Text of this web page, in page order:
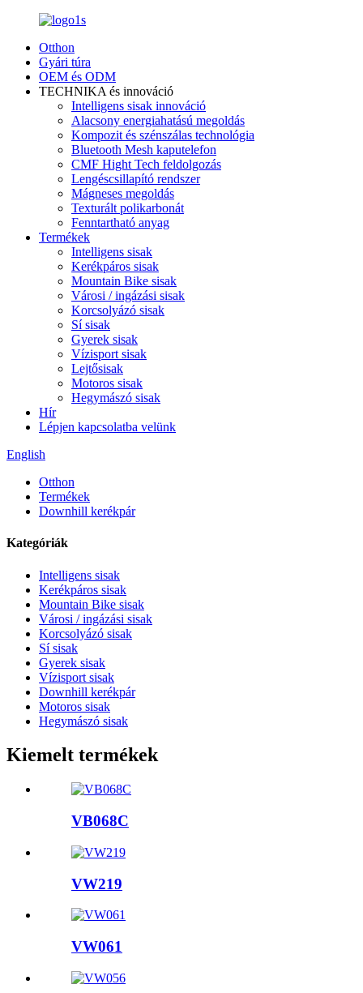
Otthon
Gyári túra
OEM és ODM
TECHNIKA és innováció
Intelligens sisak innováció
Alacsony energiahatású megoldás
Kompozit és szénszálas technológia
Bluetooth Mesh kaputelefon
CMF Hight Tech feldolgozás
Lengéscsillapító rendszer
Mágneses megoldás
Texturált polikarbonát
Fenntartható anyag
Termékek
Intelligens sisak
Kerékpáros sisak
Mountain Bike sisak
Városi / ingázási sisak
Korcsolyázó sisak
Sí sisak
Gyerek sisak
Vízisport sisak
Lejtősisak
Motoros sisak
Hegymászó sisak
Hír
Lépjen kapcsolatba velünk
English
Otthon
Termékek
Downhill kerékpár
Kategóriák
Intelligens sisak
Kerékpáros sisak
Mountain Bike sisak
Városi / ingázási sisak
Korcsolyázó sisak
Sí sisak
Gyerek sisak
Vízisport sisak
Downhill kerékpár
Motoros sisak
Hegymászó sisak
Kiemelt termékek
VB068C
VW219
VW061